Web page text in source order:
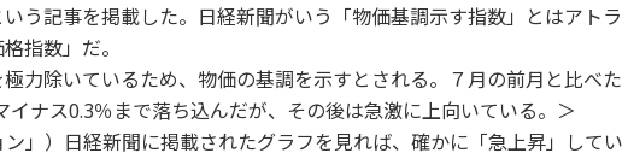
う記事を掲載した。日経新聞がいう「物価基調示す指数」とはアトラ
指数」だ。
力除いているため、物価の基調を示すとされる。７月の前月と比べた
イナス0.3％まで落ち込んだが、その後は急激に上向いている。＞
ン」）日経新聞に掲載されたグラフを見れば、確かに「急上昇」してい